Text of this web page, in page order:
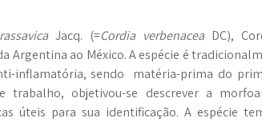
Jacq. (=Cordia verbenaceaDC),
Argentina ao México. A espécie é
inflamatória, sendo matéria-prima do
trabalho, objetivou-se descrever a
úteis para sua identificação. A espécie